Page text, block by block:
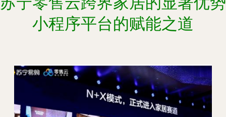
小程序平台的赋能之道